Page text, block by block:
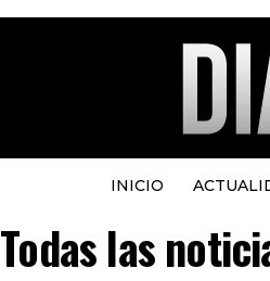
INICIO
Todas las